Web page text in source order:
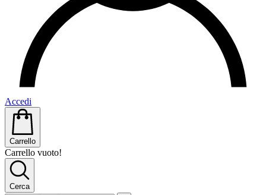
Accedi
Carrello
Carrello vuoto!
Cerca